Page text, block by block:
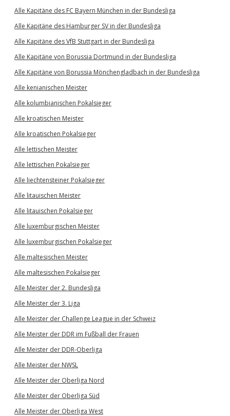
Alle Kapitäne des FC Bayern München in der Bundesliga
Alle Kapitäne des Hamburger SV in der Bundesliga
Alle Kapitäne des VfB Stuttgart in der Bundesliga
Alle Kapitäne von Borussia Dortmund in der Bundesliga
Alle Kapitäne von Borussia Mönchengladbach in der Bundesliga
Alle kenianischen Meister
Alle kolumbianischen Pokalsieger
Alle kroatischen Meister
Alle kroatischen Pokalsieger
Alle lettischen Meister
Alle lettischen Pokalsieger
Alle liechtensteiner Pokalsieger
Alle litauischen Meister
Alle litauischen Pokalsieger
Alle luxemburgischen Meister
Alle luxemburgischen Pokalsieger
Alle maltesischen Meister
Alle maltesischen Pokalsieger
Alle Meister der 2. Bundesliga
Alle Meister der 3. Liga
Alle Meister der Challenge League in der Schweiz
Alle Meister der DDR im Fußball der Frauen
Alle Meister der DDR-Oberliga
Alle Meister der NWSL
Alle Meister der Oberliga Nord
Alle Meister der Oberliga Süd
Alle Meister der Oberliga West